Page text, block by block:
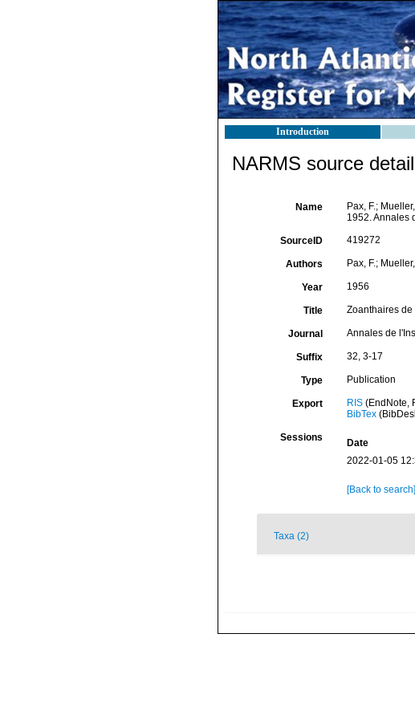
Introduction
NARMS source
Name
Pax, F.;
1952. Annales
SourceID 419272
Authors Pax, F.;
Year 1956
Title Zoanthaires
Journal Annales de
Suffix 32, 3-17
Type Publication
Export RIS(EndNote,
BibTex
Sessions Date
2022-01-05
[Back to search]
Taxa (2)